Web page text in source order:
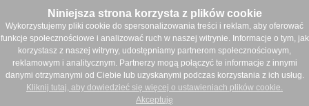
Niniejsza strona korzysta z plików cookie
Wykorzystujemy pliki cookie do spersonalizowania treści i reklam, aby oferować
funkcje społecznościowe i analizować ruch w naszej witrynie. Informacje o tym, jak
korzystasz z naszej witryny, udostępniamy partnerom społecznościowym,
reklamowym i analitycznym. Partnerzy mogą połączyć te informacje z innymi
danymi otrzymanymi od Ciebie lub uzyskanymi podczas korzystania z ich usług.
Kliknij tutaj, aby dowiedzieć się więcej o ustawieniach plików cookie.
Akceptuję